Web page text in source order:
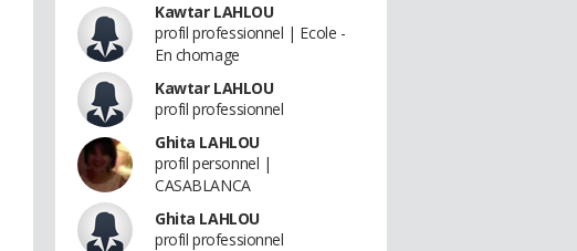
Kawtar LAHLOU
profil professionnel | Ecole -
En chomage
Kawtar LAHLOU
profil professionnel
Ghita LAHLOU
profil personnel |
CASABLANCA
Ghita LAHLOU
profil professionnel